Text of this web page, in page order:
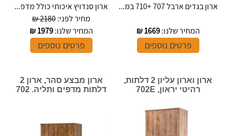
ארון בגדים ארבל 707 +710 במ...
המחיר שלנו:1669
₪
פרטים נוספים
ארון סנדויץ איכותי כולל מדפ...
מחיר לפני:2180 ₪
המחיר שלנו:1979
₪
פרטים נוספים
ארון וארון עליון 2 דלתות,
רהיטי יראון, 702E
ארון מבצע סהר, ארון 2
דלתות מדפים ותליה. 702